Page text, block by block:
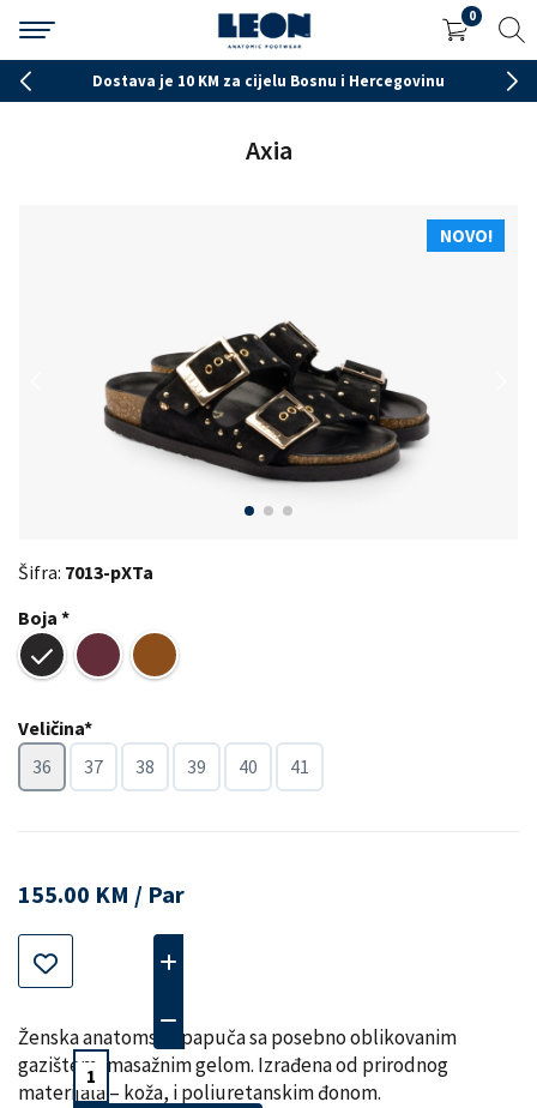
0
Dostava je 10 KM za cijelu Bosnu i Hercegovinu
NOVO!
Axia
Šifra: 7013-pXTa
Boja *
Veličina*
36
37 38 39 40 41
155.00 KM / Par
Ženska anatomska papuča sa posebno oblikovanim
gazištem, masažnim gelom. Izrađena od prirodnog
materijala – koža, i poliuretanskim đonom.